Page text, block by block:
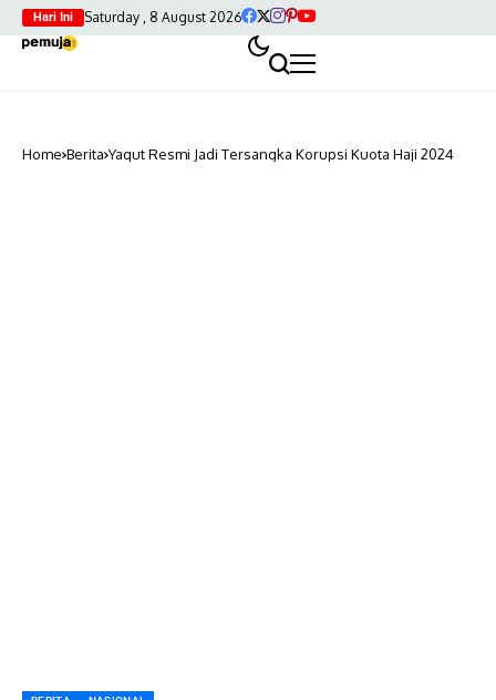
Hari Ini Saturday , 8 August 2026
Home Berita Yaqut Resmi Jadi Tersangka Korupsi Kuota Haji 2024